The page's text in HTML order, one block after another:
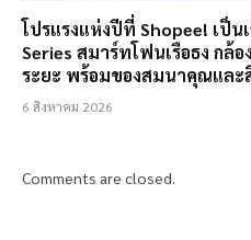
โปรแรงแห่งปีที่ Shopee! เป็น
Series สมาร์ทโฟนเรือธง กล้
ระยะ พร้อมของสมนาคุณแล
6 สิงหาคม 2026
Comments are closed.